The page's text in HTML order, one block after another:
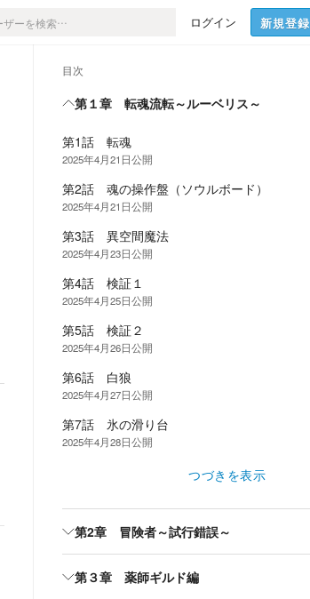
ログイン 新規登録
目次
第１章 転魂流転～ルーベリス～
第1話 転魂
2025年4月21日公開
第2話 魂の操作盤（ソウルボード）
2025年4月21日公開
第3話 異空間魔法
2025年4月23日公開
第4話 検証１
2025年4月25日公開
第5話 検証２
2025年4月26日公開
第6話 白狼
2025年4月27日公開
第7話 氷の滑り台
2025年4月28日公開
つづきを表示
第2章 冒険者～試行錯誤～
第３章 薬師ギルド編